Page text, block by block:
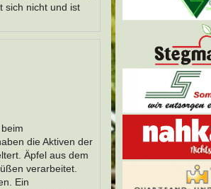
sich nicht und ist
die Aktiven der
Äpfel aus dem
verarbeitet.
Ein